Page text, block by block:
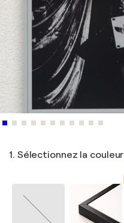
1. Sélectionnez la couleur